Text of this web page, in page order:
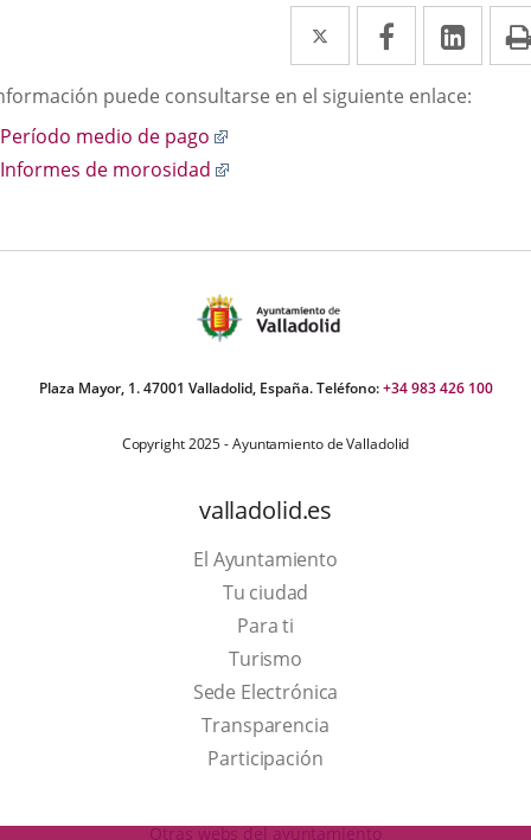
Twitter
Enlace
a
una
Facebook
Enlace
a
una
a
una
puede consultarse en el siguiente enlace:
Período medio de pago
a
Informes de morosidad
aplicación
Plaza Mayor, 1. 47001 Valladolid, España. Teléfono:+34 983 426 100
Copyright 2025 - Ayuntamiento de Valladolid
valladolid.es
El Ayuntamiento
Tu ciudad
Para ti
TurismoThis
link
will
open
a
Sede Electrónica
Transparencia
Participación
Otras webs del ayuntamiento